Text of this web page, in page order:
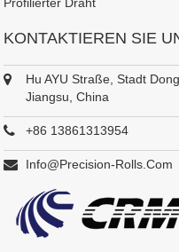
KONTAKTIEREN SIE
Hu AYU Straße, Stadt
Jiangsu, China
+86 13861313954
Info@precision-Rolls.com